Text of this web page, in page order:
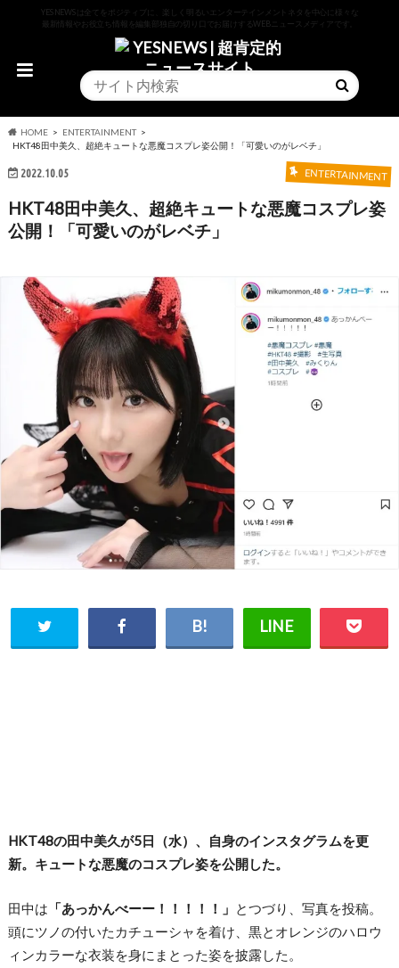
YESNEWSは全てをポジティブに、楽しく明るいエンターテインメントネタを中心に様々な
最新情報やお役立ち情報を編集部独自の切り口でお届けするWEBニュースメディアです。
HOME
ENTERTAINMENT
HKT48田中美久、超絶キュートな悪魔コスプレ姿公開！「可愛いのがレベチ」
2022.10.05 ENTERTAINMENT
HKT48田中美久、超絶キュートな悪魔コスプレ姿
公開！「可愛いのがレベチ」
HKT48の田中美久が5日（水）、自身のインスタグラムを更
新。キュートな悪魔のコスプレ姿を公開した。
田中は 「あっかんべーー！！！！！」 とつづり、写真を投稿。
頭にツノの付いたカチューシャを着け、黒とオレンジのハロウ
ィンカラーな衣装を身にまとった姿を披露した。